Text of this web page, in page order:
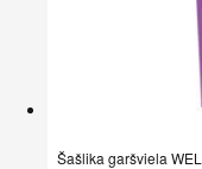
Šašlika garšviela